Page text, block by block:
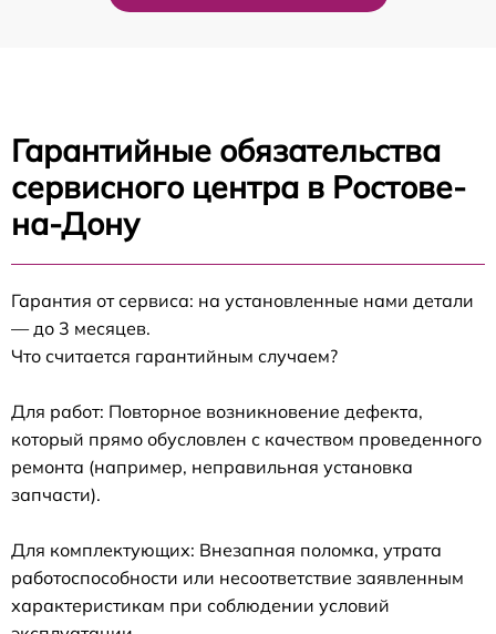
Гарантийные обязательства
сервисного центра в Ростове-
на-Дону
Гарантия от сервиса: на установленные нами детали
— до 3 месяцев.
Что считается гарантийным случаем?
Для работ: Повторное возникновение дефекта,
который прямо обусловлен с качеством проведенного
ремонта (например, неправильная установка
запчасти).
Для комплектующих: Внезапная поломка, утрата
работоспособности или несоответствие заявленным
характеристикам при соблюдении условий